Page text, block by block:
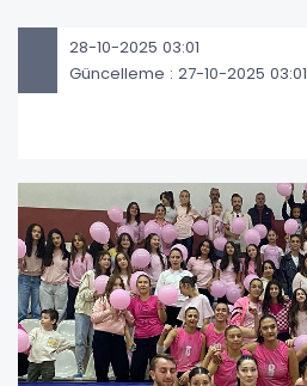
28-10-2025 03:01
Güncelleme : 27-10-2025 03:01